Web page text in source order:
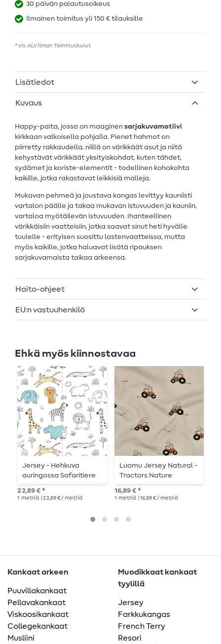
30 päivän palautusoikeus
Ilmainen toimitus yli 150 € tilauksille
* sis. ALV ilman Toimituskulut
Lisätiedot
Kuvaus
Happy-paita, jossa on maaginen sarjakuvamotiivi
kirkkaan valkoisella pohjalla. Pienet hahmot on
piirretty rakkaudella, niillä on värikkäät asut ja niitä
kehystävät värikkäät yksityiskohdat, kuten tähdet,
sydämet ja koriste-elementit - todellinen kohokohta
kaikille, jotka rakastavat leikkisiä malleja.
Mukavan pehmeä ja joustava kangas levittyy kauniisti
vartalon päälle ja takaa mukavan istuvuuden ja kauniin,
vartaloa myötäilevän istuvuuden. Ihanteellinen
värikkäisiin vaatteisiin, jotka saavat sinut heti hyvälle
tuulelle - erityisen suosittu lastenvaatteissa, mutta
myös kaikille, jotka haluavat lisätä ripauksen
sarjakuvamaista taikaa arkeensa.
Hoito-ohjeet
EU:n vastuuhenkilö
Ehkä myös kiinnostavaa
Jersey - Hehkuva
auringossa Safaritiere
Ecru
22,89 € *
1 metriä | 22,89 € / metriä
Luomu Jersey Natural -
Tractors Nature
16,89 € *
1 metriä | 16,89 € / metriä
Kankaat arkeen
Puuvillakankaat
Pellavakankaat
Viskoosikankaat
Collegekankaat
Musliini
Muodikkaat kankaat
tyylillä
Jersey
Farkkukangas
French Terry
Resori